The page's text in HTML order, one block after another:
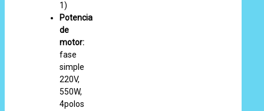
1)
Potencia
de
motor:
fase
simple
220V,
550W,
4polos